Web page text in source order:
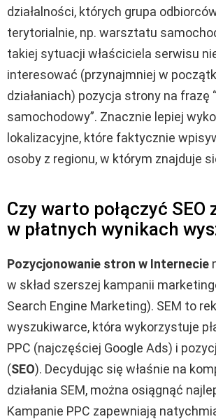
działalności, których grupa
terytorialnie, np. warsztatu
takiej sytuacji właściciela serwisu
interesować (przynajmniej w
działaniach) pozycja strony na frazę
samochodowy”. Znacznie lepiej
lokalizacyjne, które faktycznie
osoby z regionu, w którym znajduje
Czy warto połączyć SEO
w płatnych wynikach
Pozycjonowanie stron w Internecie
w skład szerszej kampanii
Search Engine Marketing). SEM to
wyszukiwarce, która wykorzystuje
PPC (najczęściej Google Ads) i
(SEO). Decydując się właśnie na
działania SEM, można osiągnąć
Kampanie PPC zapewniają